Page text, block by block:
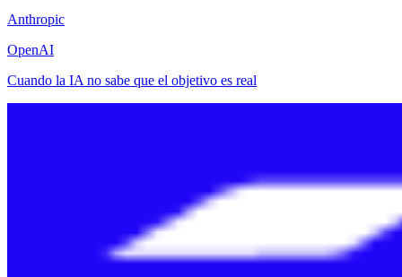
Anthropic
OpenAI
Cuando la IA no sabe que el objetivo es real